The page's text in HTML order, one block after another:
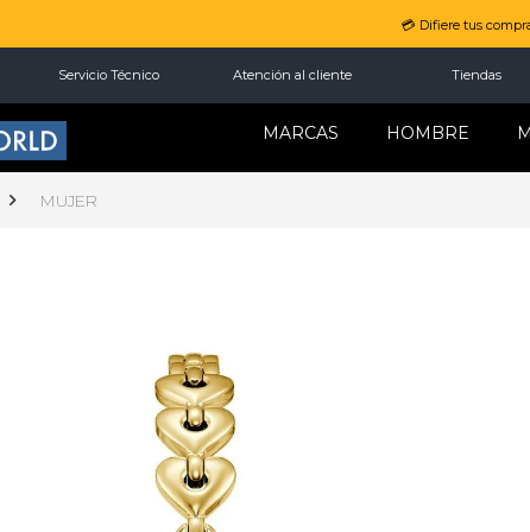
💳 Difiere tus
Servicio Técnico Atención al cliente Tiendas
MARCAS HOMBRE
MUJER